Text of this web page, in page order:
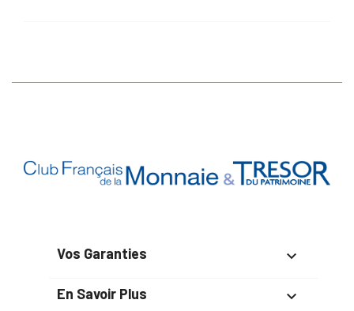
Vos Garanties 
En Savoir Plus 